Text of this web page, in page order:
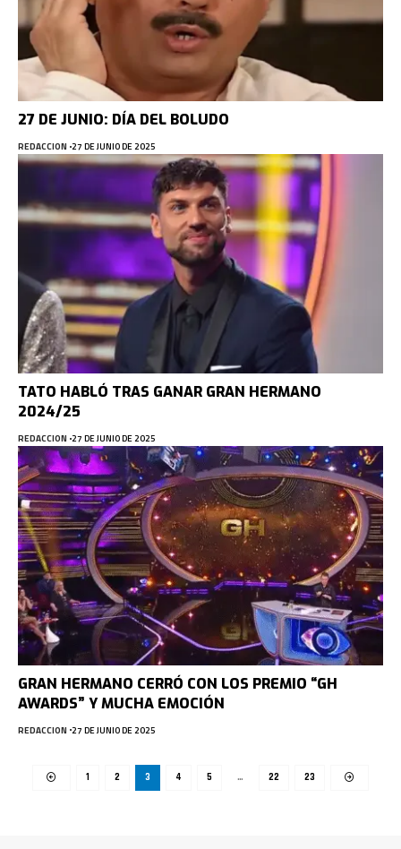
27 DE JUNIO: DÍA DEL BOLUDO
REDACCION 27 DE JUNIO DE 2025
TATO HABLÓ TRAS GANAR GRAN HERMANO
2024/25
REDACCION 27 DE JUNIO DE 2025
GRAN HERMANO CERRÓ CON LOS PREMIO “GH
AWARDS” Y MUCHA EMOCIÓN
REDACCION 27 DE JUNIO DE 2025
1 2 3 4 5 … 22 23